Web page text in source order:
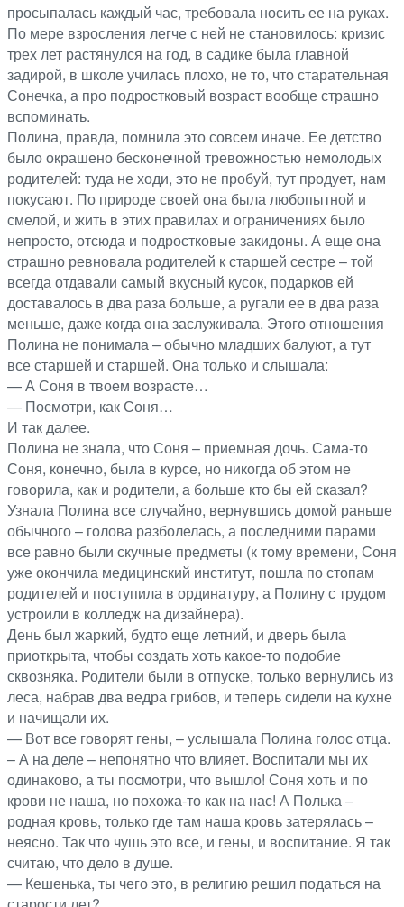
просыпалась каждый час, требовала носить ее на руках.
По мере взросления легче с ней не становилось: кризис
трех лет растянулся на год, в садике была главной
задирой, в школе училась плохо, не то, что старательная
Сонечка, а про подростковый возраст вообще страшно
вспоминать.
Полина, правда, помнила это совсем иначе. Ее детство
было окрашено бесконечной тревожностью немолодых
родителей: туда не ходи, это не пробуй, тут продует, нам
покусают. По природе своей она была любопытной и
смелой, и жить в этих правилах и ограничениях было
непросто, отсюда и подростковые закидоны. А еще она
страшно ревновала родителей к старшей сестре – той
всегда отдавали самый вкусный кусок, подарков ей
доставалось в два раза больше, а ругали ее в два раза
меньше, даже когда она заслуживала. Этого отношения
Полина не понимала – обычно младших балуют, а тут
все старшей и старшей. Она только и слышала:
— А Соня в твоем возрасте…
— Посмотри, как Соня…
И так далее.
Полина не знала, что Соня – приемная дочь. Сама-то
Соня, конечно, была в курсе, но никогда об этом не
говорила, как и родители, а больше кто бы ей сказал?
Узнала Полина все случайно, вернувшись домой раньше
обычного – голова разболелась, а последними парами
все равно были скучные предметы (к тому времени, Соня
уже окончила медицинский институт, пошла по стопам
родителей и поступила в ординатуру, а Полину с трудом
устроили в колледж на дизайнера).
День был жаркий, будто еще летний, и дверь была
приоткрыта, чтобы создать хоть какое-то подобие
сквозняка. Родители были в отпуске, только вернулись из
леса, набрав два ведра грибов, и теперь сидели на кухне
и начищали их.
— Вот все говорят гены, – услышала Полина голос отца.
– А на деле – непонятно что влияет. Воспитали мы их
одинаково, а ты посмотри, что вышло! Соня хоть и по
крови не наша, но похожа-то как на нас! А Полька –
родная кровь, только где там наша кровь затерялась –
неясно. Так что чушь это все, и гены, и воспитание. Я так
считаю, что дело в душе.
— Кешенька, ты чего это, в религию решил податься на